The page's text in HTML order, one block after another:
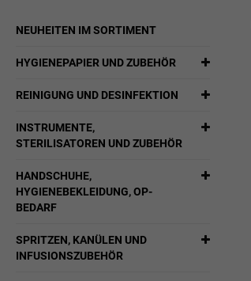
NEUHEITEN IM SORTIMENT
HYGIENEPAPIER UND ZUBEHÖR
REINIGUNG UND DESINFEKTION
INSTRUMENTE,
STERILISATOREN UND ZUBEHÖR
HANDSCHUHE,
HYGIENEBEKLEIDUNG, OP-
BEDARF
SPRITZEN, KANÜLEN UND
INFUSIONSZUBEHÖR